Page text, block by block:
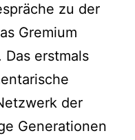
zu der
Gremium
erstmals
der
Generationen